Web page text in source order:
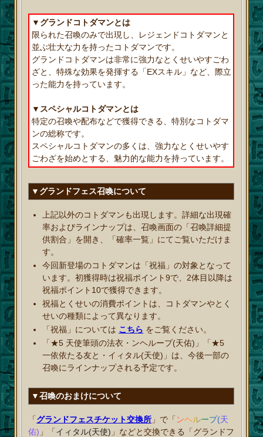
▼グランドコトダマンとは
限られた召喚のみで出現し、レジェンドコトダマンと
並ぶ壮大な力を持ったコトダマンです。
グランドコトダマンは非常に強力なとくせいやすごわ
ざと、特殊な効果を発揮する「EXスキル」など、際立
った能力を持っています。
▼スペシャルコトダマンとは
特定の召喚や配布などで獲得できる、特別なコトダマ
ンの総称です。
スペシャルコトダマンの多くは、強力なとくせいやす
ごわざを始めとする、魅力的な能力を持っています。
▼グランドフェス召喚について
上記以外のコトダマンも出現します。詳細な出現確
率およびラインナップは、召喚画面の「召喚詳細提
供割合」を開き、「確率一覧」にてご覧いただけま
す。
今回新登場のコトダマンは「祝福」の対象となって
います。初獲得時は祝福ポイント9で、2体目以降は
祝福ポイント10で獲得できます。
祝福とくせいの消費ポイントは、コトダマンやとく
せいの種類によって異なります。
「祝福」については こちら をご覧ください。
「★5 天使筆頭の法衣・ンヘループ(天佑)」「★5
一依依たる友と・イィタル(天使)」は、今後一部の
召喚にラインナップされる予定です。
▼召喚のおまけについて
「グランドフェスチケット交換所 」で「 ンヘループ(天
佑) 」「イィタル(天使) 」などと交換できる「グランドフ